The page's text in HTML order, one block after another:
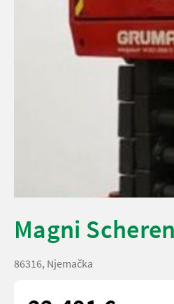
Magni
86316, Njemačka